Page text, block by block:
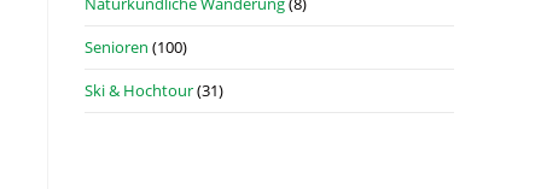
Senioren (100)
Ski & Hochtour(31)